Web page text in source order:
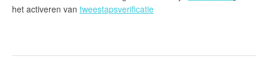
het activeren van tweestapsverificatie